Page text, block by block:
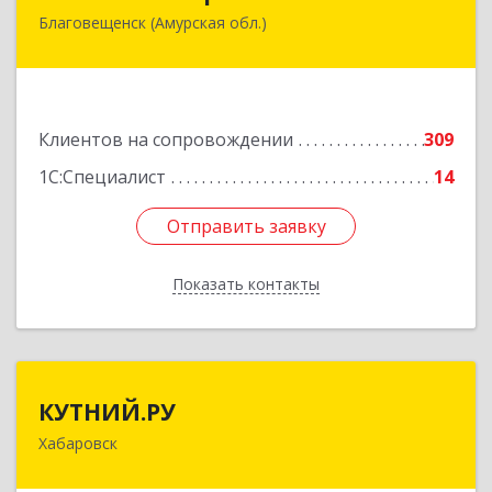
Благовещенск (Амурская обл.)
Клиентов на сопровождении
309
1С:Специалист
14
Отправить заявку
Показать контакты
675000, Амурская обл, Благовещенск г, Зейская
Отправить заявку
Назад
КУТНИЙ.РУ
Хабаровск680007, Хабаровский край, Хабаровск г,